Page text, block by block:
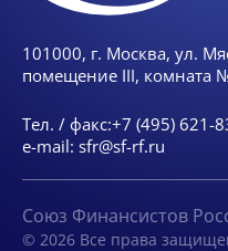
101000, г. Москва, ул.
помещение III, комната
Тел. / факс:+7 (495) 621-
e-mail: sfr@sf-rf.ru
Союз Финансистов
© 2026 Все права